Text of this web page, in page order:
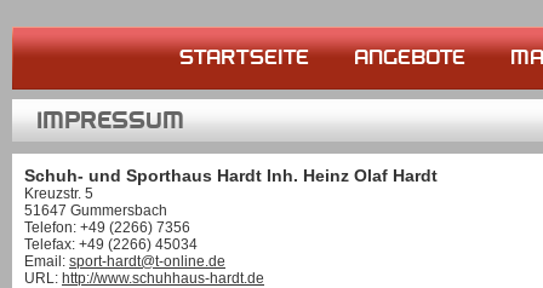
STARTSEITE ANGEBOTE
IMPRESSUM
Schuh- und Sporthaus Hardt Inh. Heinz Olaf Hardt
Kreuzstr. 5
51647 Gummersbach
Telefon: +49 (2266) 7356
Telefax: +49 (2266) 45034
Email: sport-hardt@t-online.de
URL: http://www.schuhhaus-hardt.de